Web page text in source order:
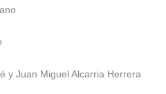
y Juan Miguel Alcarria Herrera